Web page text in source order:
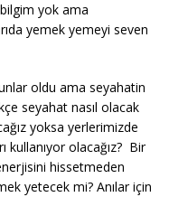
yok ama
yemek yemeyi seven
oldu ama seyahatin
seyahat nasıl olacak
yoksa yerlerimizde
kullanıyor olacağız? Bir
hissetmeden
yetecek mi? Anılar için